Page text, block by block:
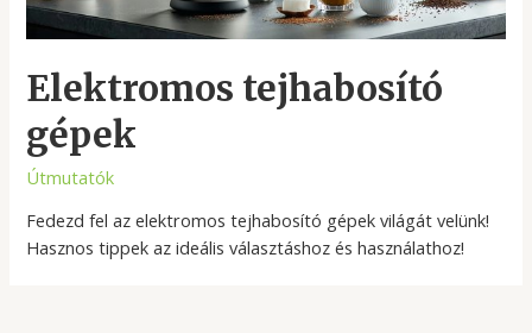
Elektromos tejhabosító
gépek
Útmutatók
Fedezd fel az elektromos tejhabosító gépek világát velünk!
Hasznos tippek az ideális választáshoz és használathoz!